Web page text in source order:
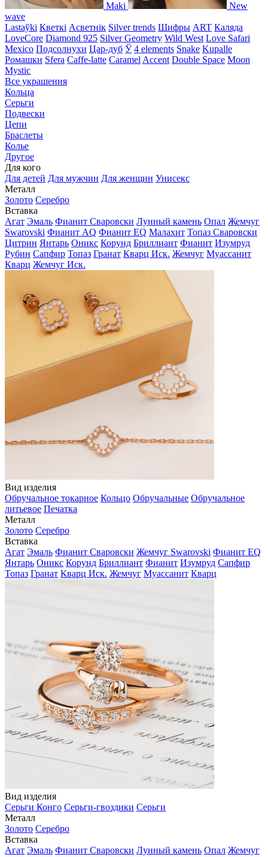
Maki
New
wave
Lastaўki Кветкі Асветнiк Silver trends Шифры ART Каляда
LoveCore Diamond 925 Silver Geometry Wild West Love Safari
Mexico Подсолнухи Цар-дуб Ў 4 elements Snake Kupalle
Ромашки Sfera Caffe-latte Caramel Accent Double Space Moon
Mystic
Все украшения
Кольца
Серьги
Подвески
Цепи
Браслеты
Колье
Другое
Для кого
Для детей Для мужчин Для женщин Унисекс
Металл
Золото Серебро
Вставка
Агат Эмаль Фианит Сваровски Лунный камень Опал Жемчуг
Swarovski Фианит AQ Фианит EQ Малахит Топаз Сваровски
Цитрин Янтарь Оникс Корунд Бриллиант Фианит Изумруд
Рубин Сапфир Топаз Гранат Кварц Иск. Жемчуг Муассанит
Кварц Жемчуг Иск.
Вид изделия
Обручальное токарное Кольцо Обручальные Обручальное
литьевое Печатка
Металл
Золото Серебро
Вставка
Агат Эмаль Фианит Сваровски Жемчуг Swarovski Фианит EQ
Янтарь Оникс Корунд Бриллиант Фианит Изумруд Сапфир
Топаз Гранат Кварц Иск. Жемчуг Муассанит Кварц
Вид изделия
Серьги Конго Серьги-гвоздики Серьги
Металл
Золото Серебро
Вставка
Агат Эмаль Фианит Сваровски Лунный камень Опал Жемчуг